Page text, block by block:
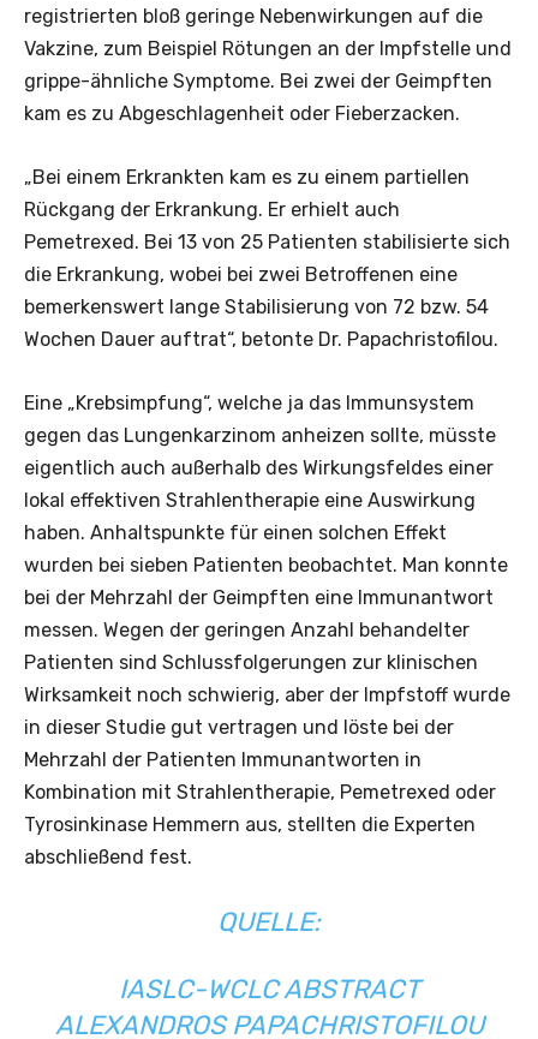
registrierten bloß geringe Nebenwirkungen auf die
Vakzine, zum Beispiel Rötungen an der Impfstelle und
grippe-ähnliche Symptome. Bei zwei der Geimpften
kam es zu Abgeschlagenheit oder Fieberzacken.
„Bei einem Erkrankten kam es zu einem partiellen
Rückgang der Erkrankung. Er erhielt auch
Pemetrexed. Bei 13 von 25 Patienten stabilisierte sich
die Erkrankung, wobei bei zwei Betroffenen eine
bemerkenswert lange Stabilisierung von 72 bzw. 54
Wochen Dauer auftrat“, betonte Dr. Papachristofilou.
Eine „Krebsimpfung“, welche ja das Immunsystem
gegen das Lungenkarzinom anheizen sollte, müsste
eigentlich auch außerhalb des Wirkungsfeldes einer
lokal effektiven Strahlentherapie eine Auswirkung
haben. Anhaltspunkte für einen solchen Effekt
wurden bei sieben Patienten beobachtet. Man konnte
bei der Mehrzahl der Geimpften eine Immunantwort
messen. Wegen der geringen Anzahl behandelter
Patienten sind Schlussfolgerungen zur klinischen
Wirksamkeit noch schwierig, aber der Impfstoff wurde
in dieser Studie gut vertragen und löste bei der
Mehrzahl der Patienten Immunantworten in
Kombination mit Strahlentherapie, Pemetrexed oder
Tyrosinkinase Hemmern aus, stellten die Experten
abschließend fest.
QUELLE:
IASLC-WCLCABSTRACT
ALEXANDROS PAPACHRISTOFILOU